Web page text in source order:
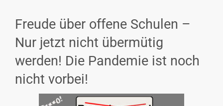
RECHT
VERANSTALTUNGEN
Freude über offene Schulen –
Nur jetzt nicht übermütig
werden! Die Pandemie ist noch
nicht vorbei!